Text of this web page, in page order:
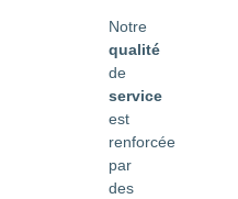
Notre
qualité
de
service
est
renforcée
par
des